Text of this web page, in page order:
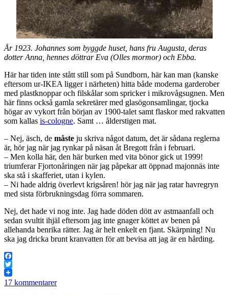
År 1923. Johannes som byggde huset, hans fru Augusta, deras
dotter Anna, hennes döttrar Eva (Olles mormor) och Ebba.
Här har tiden inte stått still som på Sundborn, här kan man (kanske
eftersom ur-IKEA ligger i närheten) hitta både moderna garderober
med plastknoppar och filskålar som spricker i mikrovågsugnen. Men
här finns också gamla sekretärer med glasögonsamlingar, tjocka
högar av vykort från början av 1900-talet samt flaskor med rakvatten
som kallas is-cologne. Samt … ålderstigen mat.
– Nej, äsch, de måste ju skriva något datum, det är sådana reglerna
är, hör jag när jag rynkar på näsan åt Bregott från i februari.
– Men kolla här, den här burken med vita bönor gick ut 1999!
triumferar Fjortonåringen när jag påpekar att öppnad majonnäs inte
ska stå i skafferiet, utan i kylen.
– Ni hade aldrig överlevt krigsåren! hör jag när jag ratar havregryn
med sista förbrukningsdag förra sommaren.
Nej, det hade vi nog inte. Jag hade döden dött av astmaanfall och
sedan svultit ihjäl eftersom jag inte gnager köttet av benen på
allehanda benrika rätter. Jag är helt enkelt en fjant. Skärpning! Nu
ska jag dricka brunt kranvatten för att bevisa att jag är en hårding.
Facebook
Twitter
17 kommentarer